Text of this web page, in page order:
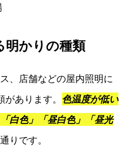
明かりの種類
、店舗などの屋内照明に
あります。 色温度が低い
白色」「昼白色」「昼光
りです。